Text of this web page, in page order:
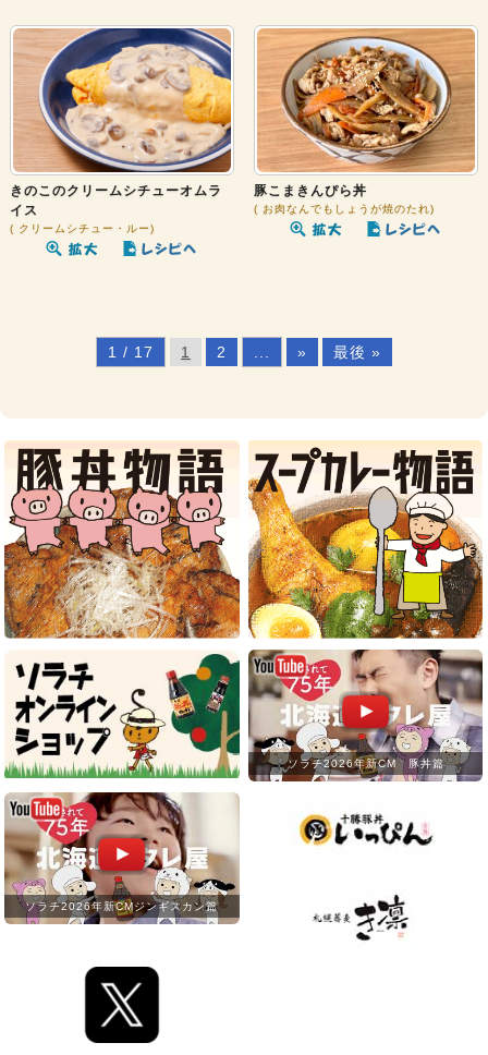
きのこのクリームシチューオムラ
イス
クリームシチュー・ルー
豚こまきんぴら丼
お肉なんでもしょうが焼のたれ
1 / 17 1 2 » 最後 »
ソラチ2026年新CM 豚丼篇
ソラチ2026年新CMジンギスカン篇